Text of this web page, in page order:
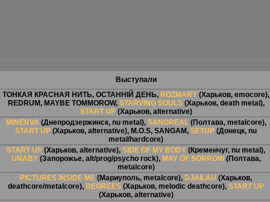
Выступали
ТОНКАЯ КРАСНАЯ НИТЬ, ОСТАННІЙ ДЕНЬ, ROZMARY (Харьков, emocore),
REDRUM, MAYBE TOMMOROW, STARVING SOULS(Харьков, death metal),
START UP(Харьков, alternative)
MINERVA (Днепродзержинск, nu metal), SANGREAL(Полтава, metalcore),
START UP (Харьков, alternative), M.O.S, SANGAM, SETUP (Донецк, nu
metal/hardcore)
START UP (Харьков, alternative), SIDE OF MY BODY (Кременчуг, nu metal),
UNABY(Запорожье, alt/prog/psycho rock), MAY OF SORROW(Полтава,
metalcore)
PICTURES INSIDE ME (Мариуполь, metalcore), DJAILAU (Харьков,
deathcore/metalcore), DEGREES (Харьков, melodic deathcore), START UP
(Харьков, alternative)